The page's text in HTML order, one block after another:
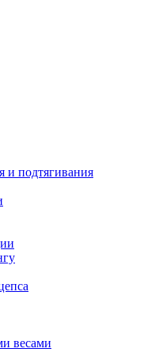
и подтягивания
весами